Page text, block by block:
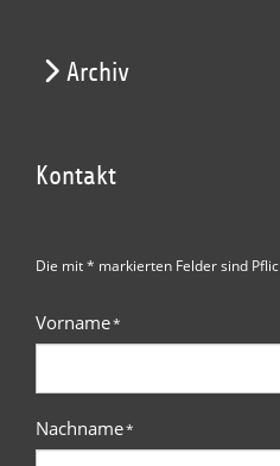
Archiv
Kontakt
Die mit * markierten Felder sind
Vorname*
Nachname*